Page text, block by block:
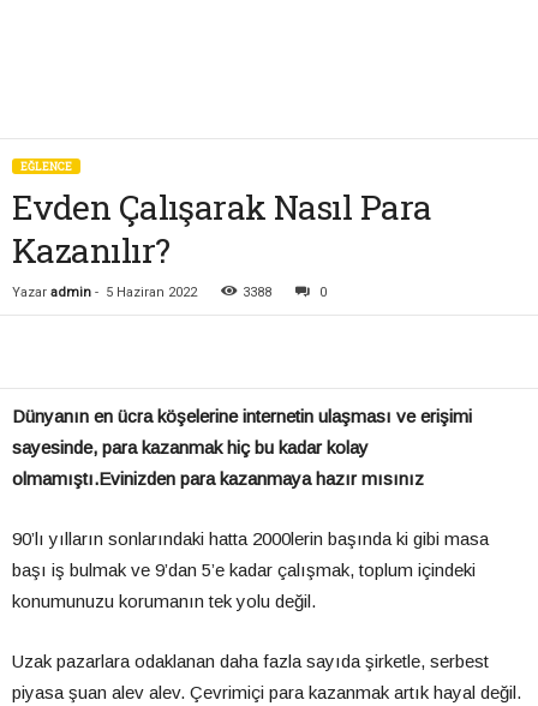
EĞLENCE
Evden Çalışarak Nasıl Para
Kazanılır?
Yazar admin - 5 Haziran 2022 3388 0
Dünyanın en ücra köşelerine internetin ulaşması ve erişimi
sayesinde, para kazanmak hiç bu kadar kolay
olmamıştı.Evinizden para kazanmaya hazır mısınız
90’lı yılların sonlarındaki hatta 2000lerin başında ki gibi masa
başı iş bulmak ve 9’dan 5’e kadar çalışmak, toplum içindeki
konumunuzu korumanın tek yolu değil.
Uzak pazarlara odaklanan daha fazla sayıda şirketle, serbest
piyasa şuan alev alev. Çevrimiçi para kazanmak artık hayal değil.